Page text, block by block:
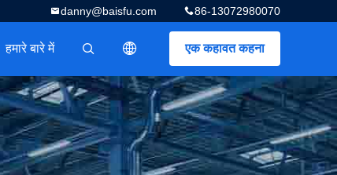
86-13072980070
danny@baisfu.com
एक कहावत कहना
描述
हमारे बारे में